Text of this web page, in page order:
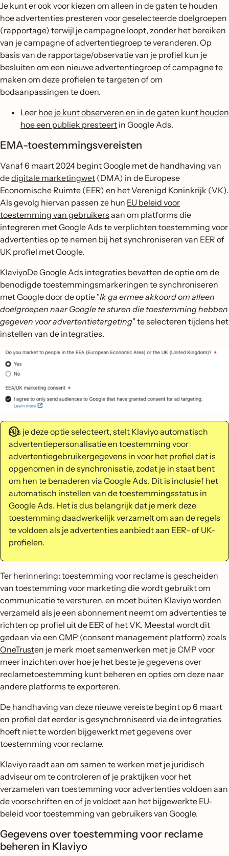
Je kunt er ook voor kiezen om alleen in de gaten te houden
hoe advertenties presteren voor geselecteerde doelgroepen
(rapportage) terwijl je campagne loopt, zonder het bereiken
van je campagne of advertentiegroep te veranderen. Op
basis van de rapportage/observatie van je profiel kun je
besluiten om een nieuwe advertentiegroep of campagne te
maken om deze profielen te targeten of om
bodaanpassingen te doen.
Leer hoe je kunt observeren en in de gaten kunt houden
hoe een publiek presteert in Google Ads.
EMA-toestemmingsvereisten
Vanaf 6 maart 2024 begint Google met de handhaving van
dedigitale marketingwet (DMA) in de Europese
Economische Ruimte (EER) en het Verenigd Koninkrijk (VK).
Als gevolg hiervan passen ze hun EU beleid voor
toestemming van gebruikers aan om platforms die
integreren met Google Ads te verplichten toestemming voor
advertenties op te nemen bij het synchroniseren van EER of
UK profiel met Google.
KlaviyoDe Google Ads integraties bevatten de optie om de
benodigde toestemmingsmarkeringen te synchroniseren
met Google door de optie "Ik ga ermee akkoord om alleen
doelgroepen naar Google te sturen die toestemming hebben
gegeven voor advertentietargeting" te selecteren tijdens het
instellen van de integraties.
Als je deze optie selecteert, stelt Klaviyo automatisch
advertentiepersonalisatie en toestemming voor
advertentiegebruikergegevens in voor het profiel dat is
opgenomen in de synchronisatie, zodat je in staat bent
om hen te benaderen via Google Ads. Dit is inclusief het
automatisch instellen van de toestemmingsstatus in
Google Ads. Het is dus belangrijk dat je merk deze
toestemming daadwerkelijk verzamelt om aan de regels
te voldoen als je advertenties aanbiedt aan EER- of UK-
profielen.
Ter herinnering: toestemming voor reclame is gescheiden
van toestemming voor marketing die wordt gebruikt om
communicatie te versturen, en moet buiten Klaviyo worden
verzameld als je een abonnement neemt om advertenties te
richten op profiel uit de EER of het VK. Meestal wordt dit
gedaan via een CMP (consent management platform) zoals
OneTrusten je merk moet samenwerken met je CMP voor
meer inzichten over hoe je het beste je gegevens over
reclametoestemming kunt beheren en opties om deze naar
andere platforms te exporteren.
De handhaving van deze nieuwe vereiste begint op 6 maart
en profiel dat eerder is gesynchroniseerd via de integraties
hoeft niet te worden bijgewerkt met gegevens over
toestemming voor reclame.
Klaviyo raadt aan om samen te werken met je juridisch
adviseur om te controleren of je praktijken voor het
verzamelen van toestemming voor advertenties voldoen aan
de voorschriften en of je voldoet aan het bijgewerkte EU-
beleid voor toestemming van gebruikers van Google.
Gegevens over toestemming voor reclame
beheren in Klaviyo